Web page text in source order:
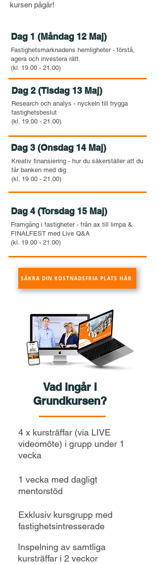
kursen pågår!
Dag 1 (Måndag 12 Maj)
Fastighetsmarknadens hemligheter - förstå,
agera och investera rätt.
(kl. 19.00 - 21.00)
Dag 2 (Tisdag 13 Maj)
Research och analys - nyckeln till trygga
fastighetsbeslut
(kl. 19.00 - 21.00)
Dag 3 (Onsdag 14 Maj)
Kreativ finansiering - hur du säkerställer att du
får banken med dig
(kl. 19.00 - 21.00)
Dag 4 (Torsdag 15 Maj)
Framgång i fastigheter - från ax till limpa &
FINALFEST med Live Q&A
(kl. 19.00 - 21.00)
SÄKRA DIN KOSTNADSFRIA PLATS HÄR
Vad ingår i
Grundkursen?
4 x kursträffar (via LIVE
videomöte) i grupp under 1
vecka
1 vecka med dagligt
mentorstöd
Exklusiv kursgrupp med
fastighetsintresserade
Inspelning av samtliga
kursträffar i 2 veckor